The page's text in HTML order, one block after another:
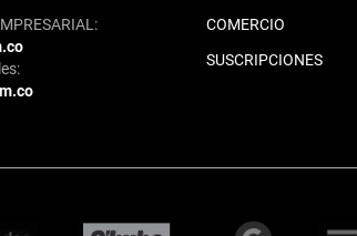
COMERCIO
SUSCRIPCIONES